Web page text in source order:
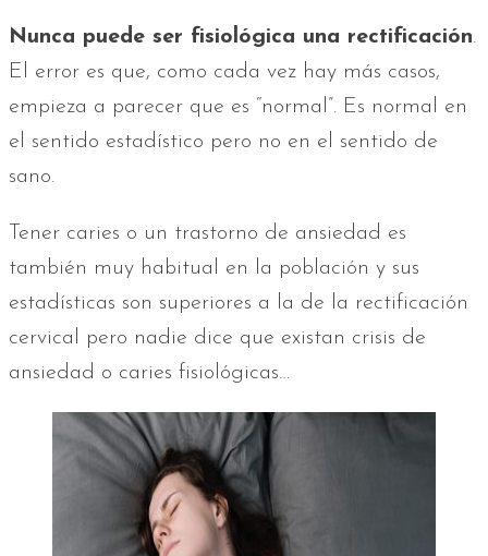
Nunca puede ser fisiológica una rectificación.
El error es que, como cada vez hay más casos,
empieza a parecer que es “normal”. Es normal en
el sentido estadístico pero no en el sentido de
sano.
Tener caries o un trastorno de ansiedad es
también muy habitual en la población y sus
estadísticas son superiores a la de la rectificación
cervical pero nadie dice que existan crisis de
ansiedad o caries fisiológicas…